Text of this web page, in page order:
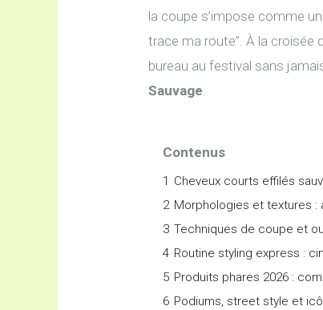
la coupe s’impose comme
trace ma route”. À la croisée
bureau au festival sans
Sauvage
Contenus
1 Cheveux courts effilés
2 Morphologies et textures :
3 Techniques de coupe et
4 Routine styling express :
5 Produits phares 2026 :
6 Podiums, street style et